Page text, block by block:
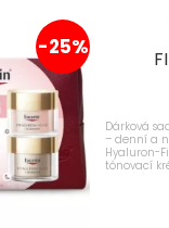
-25%
Dárková
– denní a
Hyaluron-
tónovací